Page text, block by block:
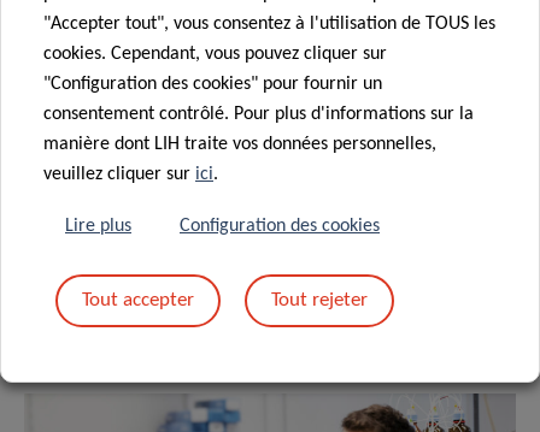
L’avenir de la technologie de santé
"Accepter tout", vous consentez à l'utilisation de TOUS les
cookies. Cependant, vous pouvez cliquer sur
"Configuration des cookies" pour fournir un
consentement contrôlé. Pour plus d'informations sur la
manière dont LIH traite vos données personnelles,
veuillez cliquer sur ici.
Lire plus Configuration des cookies
Tout accepter Tout rejeter